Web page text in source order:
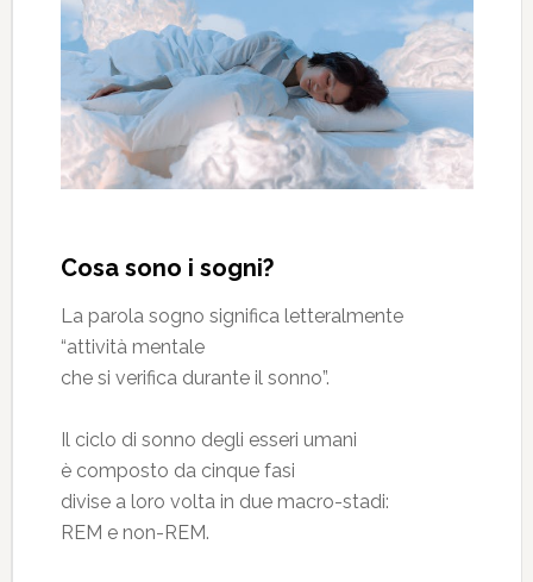
Cosa sono i sogni?
La parola sogno significa letteralmente
“attività mentale
che si verifica durante il sonno”.
Il ciclo di sonno degli esseri umani
è composto da cinque fasi
divise a loro volta in due macro-stadi:
REM e non-REM.